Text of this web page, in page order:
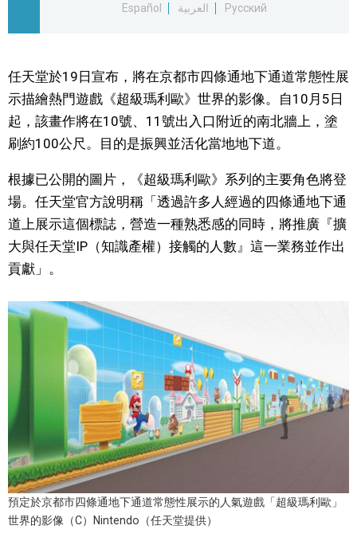
視覺日本
臺灣香港
更多
人物訪談
日本入門
政治外交
財經
文化
科學技術
official SNS
Español
العربية Русский
任天堂於19日宣布，將在京都市四條通地下通道常態性展
示描繪熱門遊戲《超級瑪利歐》世界的影像。自10月5日
起，該畫作將在10號、11號出入口附近的南北牆上，塗
刷約100公尺。目的是振興並活化當地地下道。
根據已公開的圖片，《超級瑪利歐》系列的主要角色將登
場。任天堂官方說明稱「透過許多人經過的四條通地下通
道上展示這個標誌，營造一種熟悉感的同時，將推廣『擴
大與任天堂IP（知識產權）接觸的人數』這一業務並作出
貢獻」。
預定於京都市四條通地下通道常態性展示的人氣遊戲「超級瑪利歐」
世界的影像（C）Nintendo（任天堂提供）